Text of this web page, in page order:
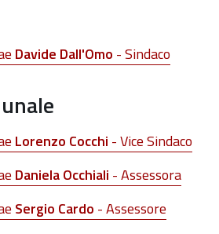
Davide Dall'Omo - Sindaco
Lorenzo Cocchi - Vice Sindaco
Daniela Occhiali - Assessora
Sergio Cardo - Assessore